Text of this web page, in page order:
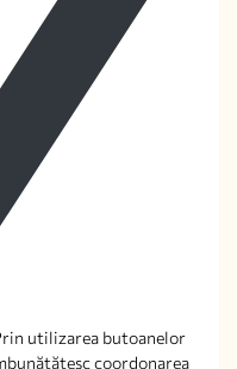
utilizarea butoanelor
coordonarea